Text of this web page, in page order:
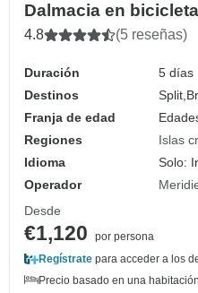
Dalmacia en
4.8 (5 reseñas)
Duración
5 días
Destinos
Split,
Franja de edad
Regiones
Islas
Idioma
Solo:
Operador
Desde
€1,120
por persona
Regístrate para acceder a los
Precio basado en una